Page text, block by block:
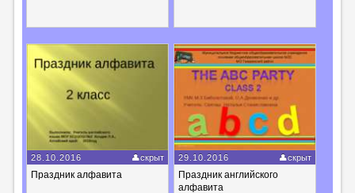
28.10.2016 скрыт
Праздник алфавита
29.10.2016 скрыт
Праздник английского
алфавита